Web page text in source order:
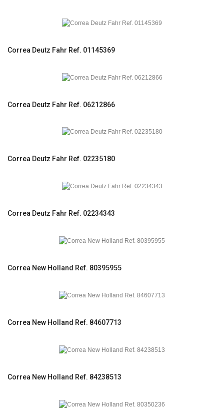
Correa Deutz Fahr Ref. 01145369
Correa Deutz Fahr Ref. 06212866
Correa Deutz Fahr Ref. 02235180
Correa Deutz Fahr Ref. 02234343
Correa New Holland Ref. 80395955
Correa New Holland Ref. 84607713
Correa New Holland Ref. 84238513